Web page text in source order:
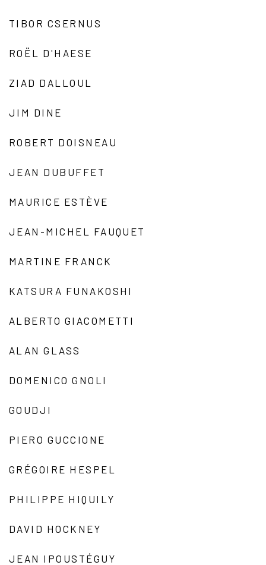
TIBOR CSERNUS
ROËL D'HAESE
ZIAD DALLOUL
JIM DINE
ROBERT DOISNEAU
JEAN DUBUFFET
MAURICE ESTÈVE
JEAN-MICHEL FAUQUET
MARTINE FRANCK
KATSURA FUNAKOSHI
ALBERTO GIACOMETTI
ALAN GLASS
DOMENICO GNOLI
GOUDJI
PIERO GUCCIONE
GRÉGOIRE HESPEL
PHILIPPE HIQUILY
DAVID HOCKNEY
JEAN IPOUSTÉGUY